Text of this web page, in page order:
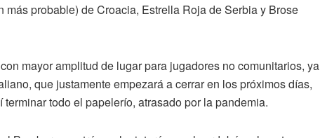
probable) de Croacia, Estrella Roja de Serbia y Brose
mayor amplitud de lugar para jugadores no comunitarios, ya
que justamente empezará a cerrar en los próximos días,
todo el papelerío, atrasado por la pandemia.